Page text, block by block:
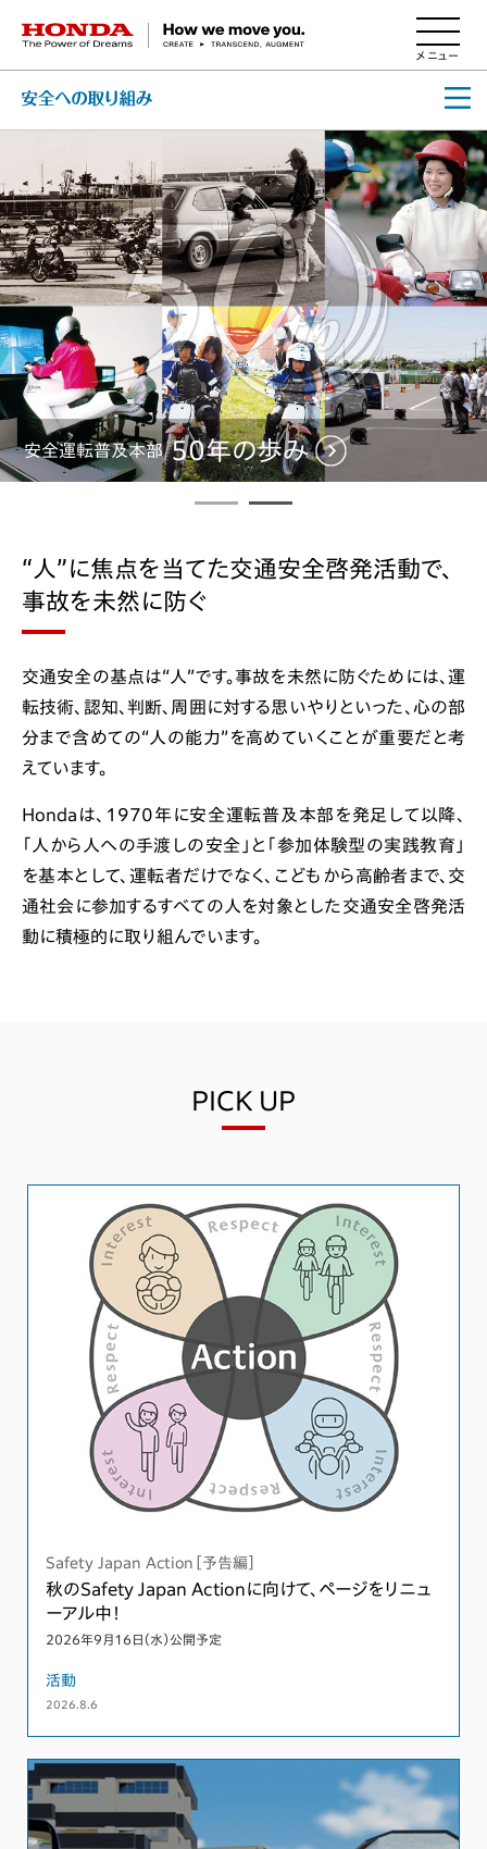
HONDA The Power of Dreams
安全運転普及本部 50年の歩み
“人”に焦点を当てた交通安全啓発活動で、
事故を未然に防ぐ
交通安全の基点は“人”です。事故を未然に防ぐためには、運
転技術、認知、判断、周囲に対する思いやりといった、心の部
分まで含めての“人の能力”を高めていくことが重要だと考
えています。
Hondaは、1970年に安全運転普及本部を発足して以降、
「人から人への手渡しの安全」と「参加体験型の実践教育」
を基本として、運転者だけでなく、こどもから高齢者まで、交
通社会に参加するすべての人を対象とした交通安全啓発活
動に積極的に取り組んでいます。
PICK UP
Safety Japan Action［予告編］
秋のSafety Japan Actionに向けて、ページをリニュ
ーアル中！
2026年9月16日（水）公開予定
活動
2026.8.6